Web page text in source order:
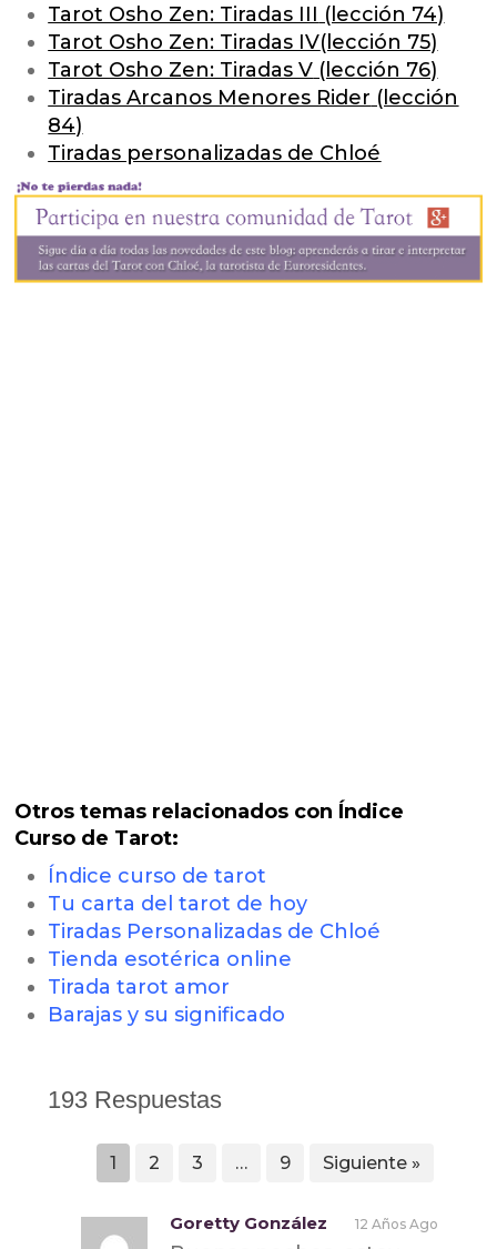
Tarot Osho Zen: Tiradas III (lección 74)
Tarot Osho Zen: Tiradas IV(lección 75)
Tarot Osho Zen: Tiradas V (lección 76)
Tiradas Arcanos Menores Rider (lección
84)
Tiradas personalizadas de Chloé
Otros temas relacionados con Índice
Curso de Tarot:
Índice curso de tarot
Tu carta del tarot de hoy
Tiradas Personalizadas de Chloé
Tienda esotérica online
Tirada tarot amor
Barajas y su significado
193 Respuestas
1 2 3 … 9 Siguiente »
Goretty González 12 Años Ago